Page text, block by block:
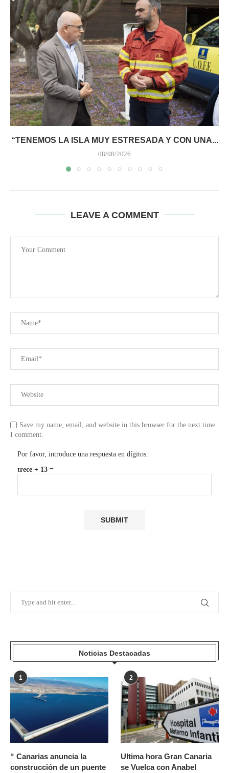
“TENEMOS LA ISLA MUY ESTRESADA Y CON UNA...
08/08/2026
LEAVE A COMMENT
Save my name, email, and website in this browser for the next time
I comment.
Por favor, introduce una respuesta en dígitos:
trece + 13 =
Noticias Destacadas
1
“ Canarias anuncia la
construcción de un puente
2
Ultima hora Gran Canaria
se Vuelca con Anabel